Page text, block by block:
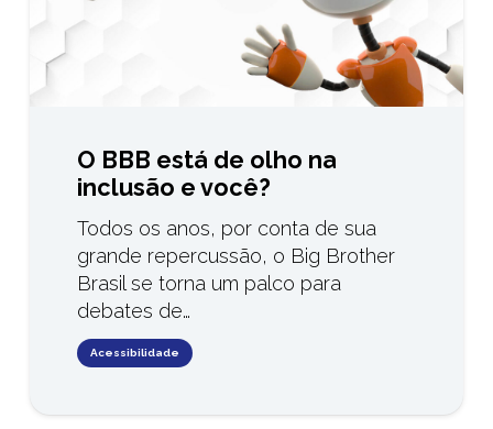
O BBB está de olho na
inclusão e você?
Todos os anos, por conta de sua
grande repercussão, o Big Brother
Brasil se torna um palco para
debates de…
Acessibilidade